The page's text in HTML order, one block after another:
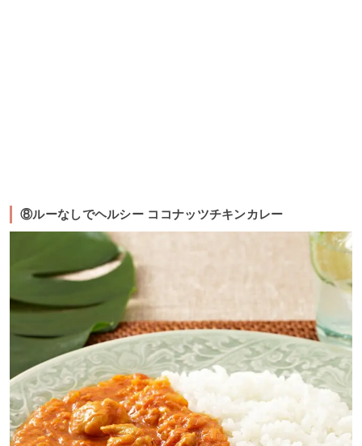
⑧ルーなしでヘルシー ココナッツチキンカレー